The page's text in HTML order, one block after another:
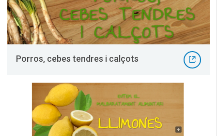
Porros, cebes tendres i calçots